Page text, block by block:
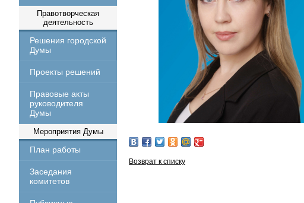
Правотворческая
деятельность
Решения городской
Думы
Проекты решений
Правовые акты
руководителя
Думы
Мероприятия Думы
План работы
Заседания
комитетов
Возврат к списку